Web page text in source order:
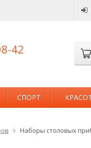
42
СПОРТ
Наборы столовых